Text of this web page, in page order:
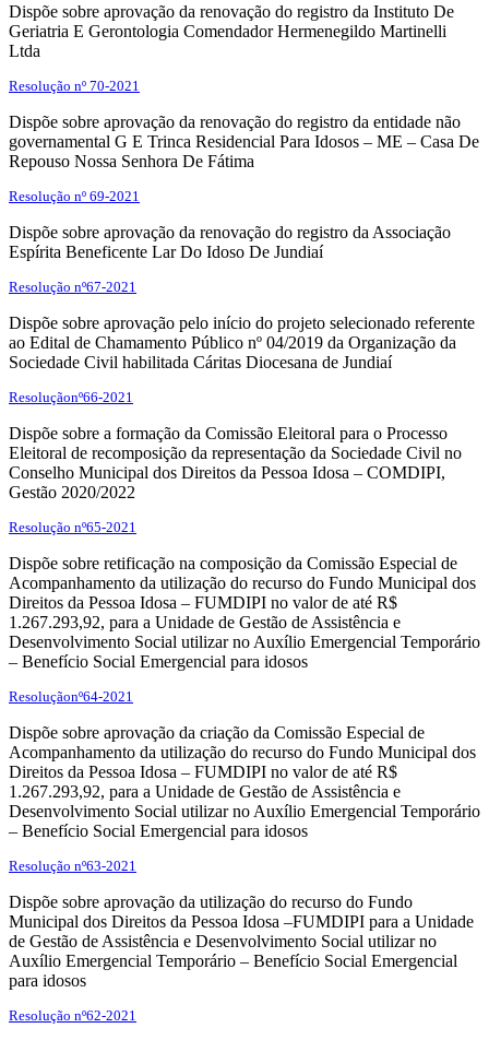
Dispõe sobre aprovação da renovação do registro da Instituto De
Geriatria E Gerontologia Comendador Hermenegildo Martinelli
Ltda
Resolução nº 70-2021
Dispõe sobre aprovação da renovação do registro da entidade não
governamental G E Trinca Residencial Para Idosos – ME – Casa De
Repouso Nossa Senhora De Fátima
Resolução nº 69-2021
Dispõe sobre aprovação da renovação do registro da Associação
Espírita Beneficente Lar Do Idoso De Jundiaí
Resolução nº67-2021
Dispõe sobre aprovação pelo início do projeto selecionado referente
ao Edital de Chamamento Público nº 04/2019 da Organização da
Sociedade Civil habilitada Cáritas Diocesana de Jundiaí
Resoluçãonº66-2021
Dispõe sobre a formação da Comissão Eleitoral para o Processo
Eleitoral de recomposição da representação da Sociedade Civil no
Conselho Municipal dos Direitos da Pessoa Idosa – COMDIPI,
Gestão 2020/2022
Resolução nº65-2021
Dispõe sobre retificação na composição da Comissão Especial de
Acompanhamento da utilização do recurso do Fundo Municipal dos
Direitos da Pessoa Idosa – FUMDIPI no valor de até R$
1.267.293,92, para a Unidade de Gestão de Assistência e
Desenvolvimento Social utilizar no Auxílio Emergencial Temporário
– Benefício Social Emergencial para idosos
Resoluçãonº64-2021
Dispõe sobre aprovação da criação da Comissão Especial de
Acompanhamento da utilização do recurso do Fundo Municipal dos
Direitos da Pessoa Idosa – FUMDIPI no valor de até R$
1.267.293,92, para a Unidade de Gestão de Assistência e
Desenvolvimento Social utilizar no Auxílio Emergencial Temporário
– Benefício Social Emergencial para idosos
Resolução nº63-2021
Dispõe sobre aprovação da utilização do recurso do Fundo
Municipal dos Direitos da Pessoa Idosa –FUMDIPI para a Unidade
de Gestão de Assistência e Desenvolvimento Social utilizar no
Auxílio Emergencial Temporário – Benefício Social Emergencial
para idosos
Resolução nº62-2021